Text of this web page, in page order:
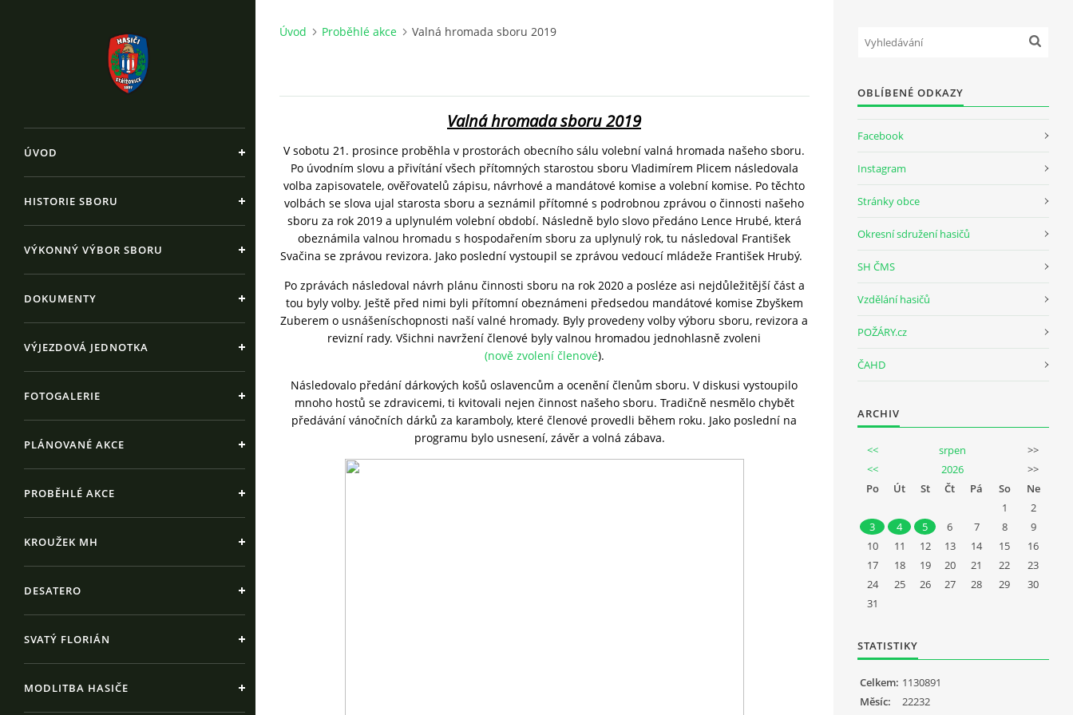
ÚVOD
HISTORIE SBORU
VÝKONNÝ VÝBOR SBORU
DOKUMENTY
VÝJEZDOVÁ JEDNOTKA
FOTOGALERIE
PLÁNOVANÉ AKCE
PROBĚHLÉ AKCE
KROUŽEK MH
DESATERO
SVATÝ FLORIÁN
MODLITBA HASIČE
Úvod Proběhlé akce Valná hromada sboru 2019
Valná hromada sboru 2019
V sobotu 21. prosince proběhla v prostorách obecního sálu volební valná hromada našeho sboru.
Po úvodním slovu a přivítání všech přítomných starostou sboru Vladimírem Plicem následovala
volba zapisovatele, ověřovatelů zápisu, návrhové a mandátové komise a volební komise. Po těchto
volbách se slova ujal starosta sboru a seznámil přítomné s podrobnou zprávou o činnosti našeho
sboru za rok 2019 a uplynulém volební období. Následně bylo slovo předáno Lence Hrubé, která
obeznámila valnou hromadu s hospodařením sboru za uplynulý rok, tu následoval František
Svačina se zprávou revizora. Jako poslední vystoupil se zprávou vedoucí mládeže František Hrubý.
Po zprávách následoval návrh plánu činnosti sboru na rok 2020 a posléze asi nejdůležitější část a
tou byly volby. Ještě před nimi byli přítomní obeznámeni předsedou mandátové komise Zbyškem
Zuberem o usnášeníschopnosti naší valné hromady. Byly provedeny volby výboru sboru, revizora a
revizní rady. Všichni navržení členové byly valnou hromadou jednohlasně zvoleni
(nově zvolení členové).
Následovalo předání dárkových košů oslavencům a ocenění členům sboru. V diskusi vystoupilo
mnoho hostů se zdravicemi, ti kvitovali nejen činnost našeho sboru. Tradičně nesmělo chybět
předávání vánočních dárků za karamboly, které členové provedli během roku. Jako poslední na
programu bylo usnesení, závěr a volná zábava.
OBLÍBENÉ ODKAZY
Facebook
Instagram
Stránky obce
Okresní sdružení hasičů
SH ČMS
Vzdělání hasičů
POŽÁRY.cz
ČAHD
ARCHIV
<< srpen
>>
<<
2026
>>
Po
Út St Čt Pá So
Ne
1
2
3
4 5 6 7 8
9
10
11 12 13 14 15
16
17
18 19 20 21 22
23
24
25 26 27 28 29
30
31
STATISTIKY
Celkem: 1130891
Měsíc:
22232